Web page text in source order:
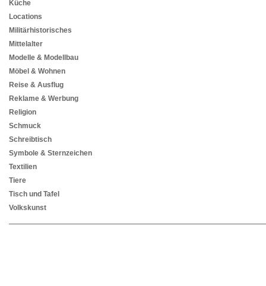
Küche
Locations
Militärhistorisches
Mittelalter
Modelle & Modellbau
Möbel & Wohnen
Reise & Ausflug
Reklame & Werbung
Religion
Schmuck
Schreibtisch
Symbole & Sternzeichen
Textilien
Tiere
Tisch und Tafel
Volkskunst